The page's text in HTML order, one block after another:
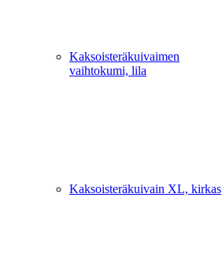
Kaksoisteräkuivaimen
vaihtokumi, lila
Kaksoisteräkuivain XL, kirkas